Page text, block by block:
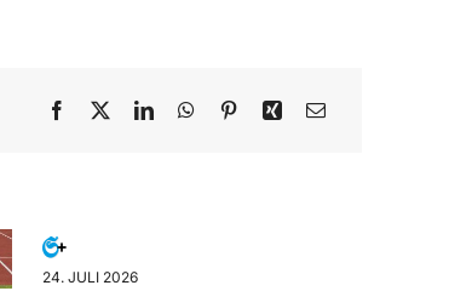
24. JULI 2026